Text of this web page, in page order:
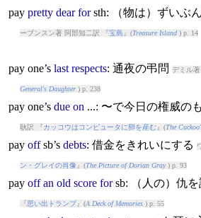
pay pretty dear forsth: （物は）ずいぶ
ーブンスン著 阿部知二訳 『宝島 』(Treasure Island) p. 14
payone’s last respects: 通夜の弔問 デミル
General's Daughter) p. 238
payone’s due on...: 〜で今日の権威の
耿訳 『 カッコウはコンピュータに卵を産む』(The
pay offsb’s debts: 借金をきれいにする
ン・グレイの肖像』(The Picture of Dorian Gray) p. 93
pay off an old score forsb: （人の）仇を
『思い出トランプ』(A Deck of Memories) p. 55